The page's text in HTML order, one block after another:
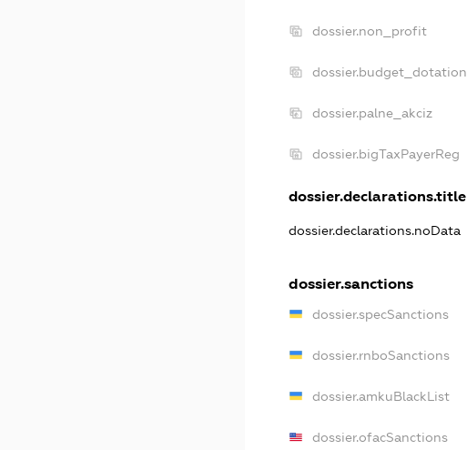
dossier.non_profit
dossier.budget_dotation
dossier.palne_akciz
dossier.bigTaxPayerReg
dossier.declarations.title
dossier.declarations.noData
dossier.sanctions
dossier.specSanctions
dossier.rnboSanctions
dossier.amkuBlackList
dossier.ofacSanctions